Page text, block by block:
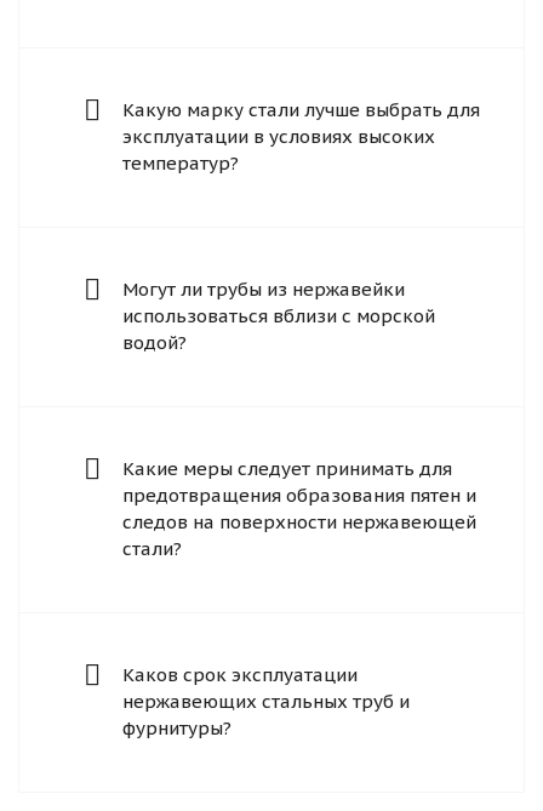
Какую марку стали лучше выбрать для
эксплуатации в условиях высоких
температур?
Могут ли трубы из нержавейки
использоваться вблизи с морской
водой?
Какие меры следует принимать для
предотвращения образования пятен и
следов на поверхности нержавеющей
стали?
Каков срок эксплуатации
нержавеющих стальных труб и
фурнитуры?